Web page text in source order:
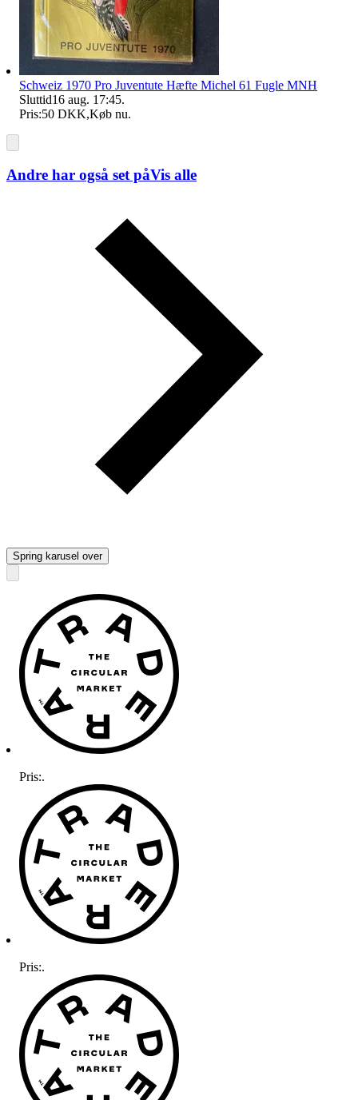
Schweiz 1970 Pro Juventute Hæfte Michel 61 Fugle MNH
Sluttid16 aug. 17:45.
Pris:50 DKK,Køb nu.
Andre har også set påVis alle
Spring karusel over
Pris:.
Pris:.